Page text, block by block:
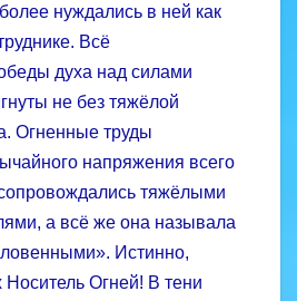
нуждались в ней как
Всё
духа над силами
не без тяжёлой
Огненные труды
напряжения всего
тяжёлыми
а всё же она называла
Истинно,
Носитель Огней! В тени